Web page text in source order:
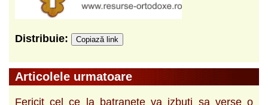
Distribuie: Copiază link
Articolele urmatoare
Fericit cel ce la batranete va izbuti sa verse o